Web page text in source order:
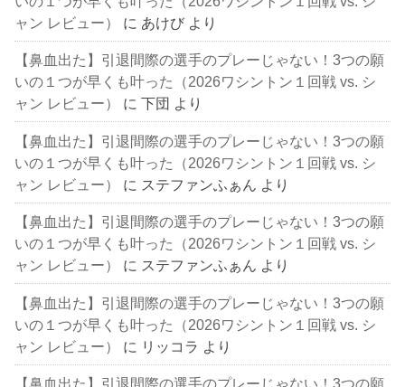
ャン レビュー）
に あけび より
【鼻血出た】引退間際の選手のプレーじゃない！3つの願
いの１つが早くも叶った（2026ワシントン１回戦 vs. シ
ャン レビュー）
に下団 より
【鼻血出た】引退間際の選手のプレーじゃない！3つの願
いの１つが早くも叶った（2026ワシントン１回戦 vs. シ
ャン レビュー）
に ステファンふぁん より
【鼻血出た】引退間際の選手のプレーじゃない！3つの願
いの１つが早くも叶った（2026ワシントン１回戦 vs. シ
ャン レビュー）
に ステファンふぁん より
【鼻血出た】引退間際の選手のプレーじゃない！3つの願
いの１つが早くも叶った（2026ワシントン１回戦 vs. シ
ャン レビュー）
に リッコラ より
【鼻血出た】引退間際の選手のプレーじゃない！3つの願